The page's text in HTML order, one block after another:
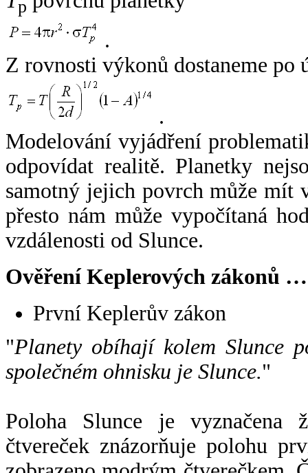
p
.
Z rovnosti výkonů dostaneme po
.
Modelování vyjádření
odpovídat realitě. Planetky
samotný jejich povrch může mít
přesto nám může vypočítaná
vzdálenosti od Slunce.
Ověření Keplerových zákonů …
První Keplerův zákon
"Planety obíhají kolem Slunce
společném ohnisku je Slunce."
Poloha Slunce je vyznačena
čtvereček znázorňuje polohu